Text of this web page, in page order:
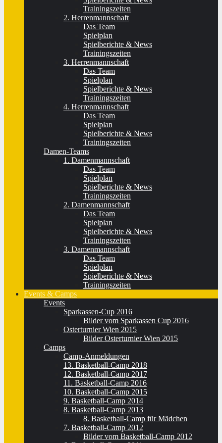
Trainingszeiten
2. Herrenmannschaft
Das Team
Spielplan
Spielberichte & News
Trainingszeiten
3. Herrenmannschaft
Das Team
Spielplan
Spielberichte & News
Trainingszeiten
4. Herrenmannschaft
Das Team
Spielplan
Spielberichte & News
Trainingszeiten
Damen-Teams
1. Damenmannschaft
Das Team
Spielplan
Spielberichte & News
Trainingszeiten
2. Damenmannschaft
Das Team
Spielplan
Spielberichte & News
Trainingszeiten
3. Damenmannschaft
Das Team
Spielplan
Spielberichte & News
Trainingszeiten
Events & Camps
Events
Sparkassen-Cup 2016
Bilder vom Sparkassen Cup 2016
Osterturnier Wien 2015
Bilder Osterturnier Wien 2015
Camps
Camp-Anmeldungen
13. Basketball-Camp 2018
12. Basketball-Camp 2017
11. Basketball-Camp 2016
10. Basketball-Camp 2015
9. Basketball-Camp 2014
8. Basketball-Camp 2013
8. Basketball-Camp für Mädchen
7. Basketball-Camp 2012
Bilder vom Basketball-Camp 2012